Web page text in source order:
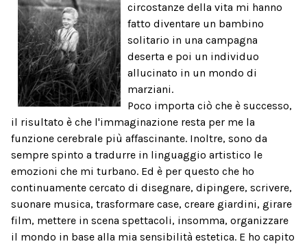
circostanze della vita mi hanno
fatto diventare un bambino
solitario in una campagna
deserta e poi un individuo
allucinato in un mondo di
marziani.
Poco importa ciò che è successo,
il risultato è che l'immaginazione resta per me la
funzione cerebrale più affascinante. Inoltre, sono da
sempre spinto a tradurre in linguaggio artistico le
emozioni che mi turbano. Ed è per questo che ho
continuamente cercato di disegnare, dipingere, scrivere,
suonare musica, trasformare case, creare giardini, girare
film, mettere in scena spettacoli, insomma, organizzare
il mondo in base alla mia sensibilità estetica. E ho capito